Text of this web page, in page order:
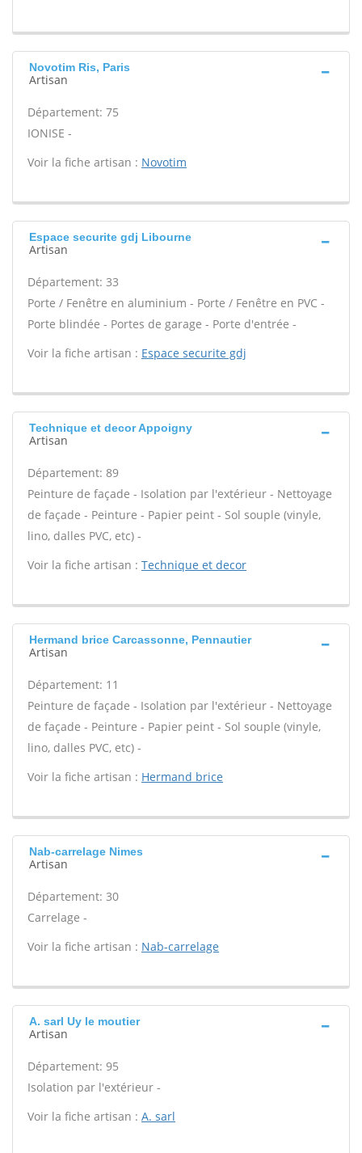
Novotim Ris, Paris
Artisan
Département: 75
IONISE -
Voir la fiche artisan : Novotim
Espace securite gdj Libourne
Artisan
Département: 33
Porte / Fenêtre en aluminium - Porte / Fenêtre en PVC -
Porte blindée - Portes de garage - Porte d'entrée -
Voir la fiche artisan : Espace securite gdj
Technique et decor Appoigny
Artisan
Département: 89
Peinture de façade - Isolation par l'extérieur - Nettoyage
de façade - Peinture - Papier peint - Sol souple (vinyle,
lino, dalles PVC, etc) -
Voir la fiche artisan : Technique et decor
Hermand brice Carcassonne, Pennautier
Artisan
Département: 11
Peinture de façade - Isolation par l'extérieur - Nettoyage
de façade - Peinture - Papier peint - Sol souple (vinyle,
lino, dalles PVC, etc) -
Voir la fiche artisan : Hermand brice
Nab-carrelage Nimes
Artisan
Département: 30
Carrelage -
Voir la fiche artisan : Nab-carrelage
A. sarl Uy le moutier
Artisan
Département: 95
Isolation par l'extérieur -
Voir la fiche artisan : A. sarl